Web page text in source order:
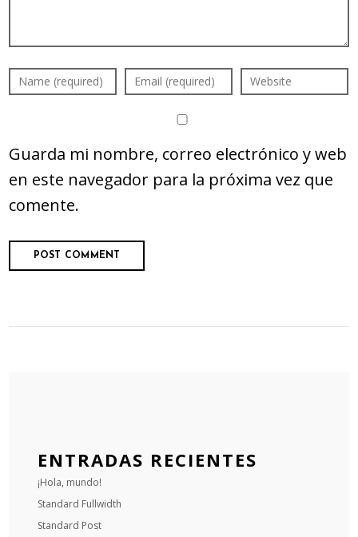
Guarda mi nombre, correo electrónico y web
en este navegador para la próxima vez que
comente.
ENTRADAS RECIENTES
¡Hola, mundo!
Standard Fullwidth
Standard Post